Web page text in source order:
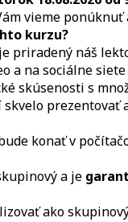
vieme ponúknuť
kurzu?
priradený náš
a na sociálne
skúsenosti s
prezentovať
konať v
a je
ako